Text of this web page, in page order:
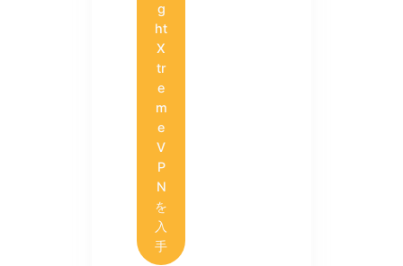
g
ht
X
tr
e
m
e
V
P
N
を
入
手